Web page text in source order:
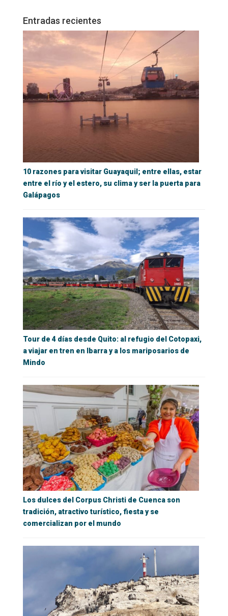
Entradas recientes
10 razones para visitar Guayaquil; entre ellas, estar
entre el río y el estero, su clima y ser la puerta para
Galápagos
Tour de 4 días desde Quito: al refugio del Cotopaxi,
a viajar en tren en Ibarra y a los mariposarios de
Mindo
Los dulces del Corpus Christi de Cuenca son
tradición, atractivo turístico, fiesta y se
comercializan por el mundo